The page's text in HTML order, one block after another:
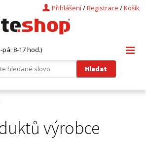
Košík
/
Registrace
/
Přihlášení
pá: 8-17 hod.)
výrobce